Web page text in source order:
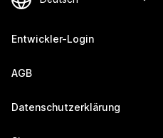
Entwickler-Login
AGB
Datenschutzerklärung